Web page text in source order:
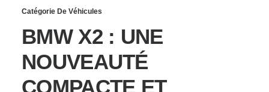
Catégorie De Véhicules
BMW X2 : UNE
NOUVEAUTÉ
COMPACTE ET